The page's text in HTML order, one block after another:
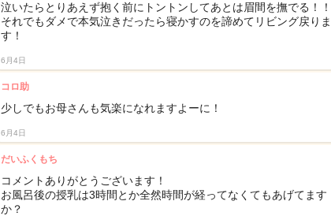
泣いたらとりあえず抱く前にトントンしてあとは眉間を撫でる！！
それでもダメで本気泣きだったら寝かすのを諦めてリビング戻りま
す！
6月4日
コロ助
少しでもお母さんも気楽になれますよーに！
6月4日
だいふくもち
コメントありがとうございます！
お風呂後の授乳は3時間とか全然時間が経ってなくてもあげてます
か？